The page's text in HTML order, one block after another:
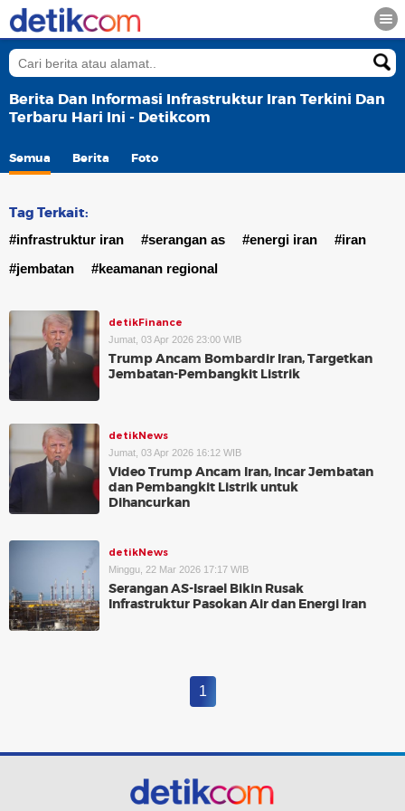
Berita Dan Informasi Infrastruktur Iran Terkini Dan
Terbaru Hari Ini - Detikcom
Semua Berita Foto
Tag Terkait:
#infrastruktur iran #serangan as #energi iran
#iran
#jembatan
#keamanan regional
detikFinance
Jumat, 03 Apr 2026 23:00 WIB
Trump Ancam Bombardir Iran, Targetkan
Jembatan-Pembangkit Listrik
detikNews
Jumat, 03 Apr 2026 16:12 WIB
Video Trump Ancam Iran, Incar Jembatan
dan Pembangkit Listrik untuk
Dihancurkan
detikNews
Minggu, 22 Mar 2026 17:17 WIB
Serangan AS-Israel Bikin Rusak
Infrastruktur Pasokan Air dan Energi Iran
1